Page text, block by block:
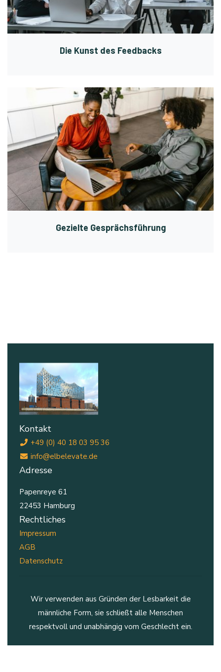
Die Kunst des Feedbacks
Gezielte Gesprächsführung
Kontakt
+49 (0) 40 18 03 95 36
info@elbelevate.de
Adresse
Papenreye 61
22453 Hamburg
Rechtliches
Impressum
AGB
Datenschutz
Wir verwenden aus Gründen der Lesbarkeit die
männliche Form, sie schließt alle Menschen
respektvoll und unabhängig vom Geschlecht ein.